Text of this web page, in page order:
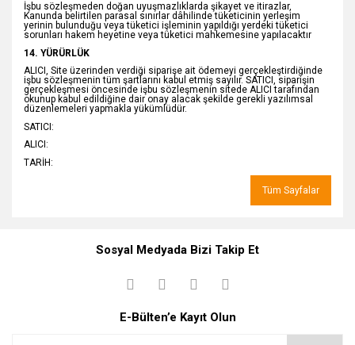
İşbu sözleşmeden doğan uyuşmazlıklarda şikayet ve itirazlar,
Kanunda belirtilen parasal sınırlar dâhilinde tüketicinin yerleşim
yerinin bulunduğu veya tüketici işleminin yapıldığı yerdeki tüketici
sorunları hakem heyetine veya tüketici mahkemesine yapılacaktır
14. YÜRÜRLÜK
ALICI, Site üzerinden verdiği siparişe ait ödemeyi gerçekleştirdiğinde
işbu sözleşmenin tüm şartlarını kabul etmiş sayılır. SATICI, siparişin
gerçekleşmesi öncesinde işbu sözleşmenin sitede ALICI tarafından
okunup kabul edildiğine dair onay alacak şekilde gerekli yazılımsal
düzenlemeleri yapmakla yükümlüdür.
SATICI:
ALICI:
TARİH:
Tüm Sayfalar
Sosyal Medyada Bizi Takip Et
E-Bülten’e Kayıt Olun